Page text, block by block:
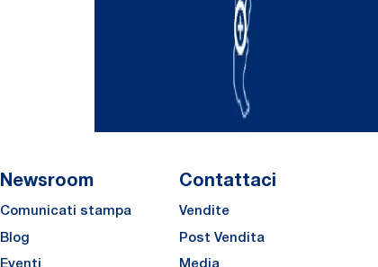
Newsroom
Comunicati stampa
Blog
Eventi
Contattaci
Vendite
Post Vendita
Media